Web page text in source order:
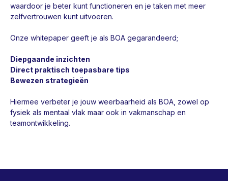
waardoor je beter kunt functioneren en je taken met meer
zelfvertrouwen kunt uitvoeren.
Onze whitepaper geeft je als BOA gegarandeerd;
Diepgaande inzichten
Direct praktisch toepasbare tips
Bewezen strategieën
Hiermee verbeter je jouw weerbaarheid als BOA, zowel op
fysiek als mentaal vlak maar ook in vakmanschap en
teamontwikkeling.